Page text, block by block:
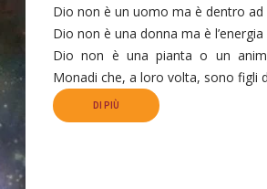
Dio non è un uomo ma è dentro
Dio non è una donna ma è
Dio non è una pianta o un
Monadi che, a loro volta, sono figli
DI PIÙ